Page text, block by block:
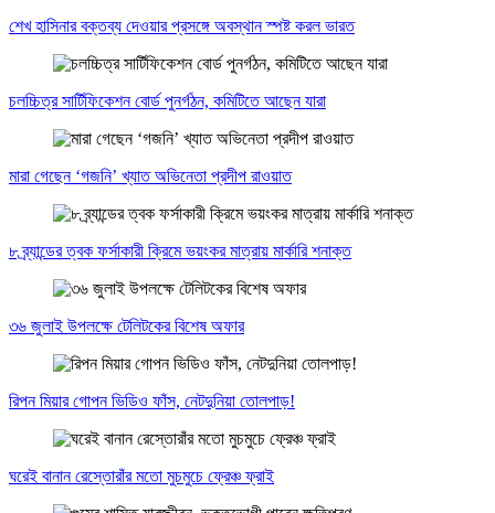
শেখ হাসিনার বক্তব্য দেওয়ার প্রসঙ্গে অবস্থান স্পষ্ট করল ভারত
চলচ্চিত্র সার্টিফিকেশন বোর্ড পুনর্গঠন, কমিটিতে আছেন যারা
মারা গেছেন ‘গজনি’ খ্যাত অভিনেতা প্রদীপ রাওয়াত
৮ ব্র্যান্ডের ত্বক ফর্সাকারী ক্রিমে ভয়ংকর মাত্রায় মার্কারি শনাক্ত
৩৬ জুলাই উপলক্ষে টেলিটকের বিশেষ অফার
রিপন মিয়ার গোপন ভিডিও ফাঁস, নেটদুনিয়া তোলপাড়!
ঘরেই বানান রেস্তোরাঁর মতো মুচমুচে ফ্রেঞ্চ ফ্রাই